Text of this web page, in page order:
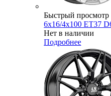
Быстрый просмотр
6x16/4x100 ET37
Нет в наличии
Подробнее